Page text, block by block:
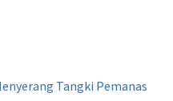
Tangki Pemanas